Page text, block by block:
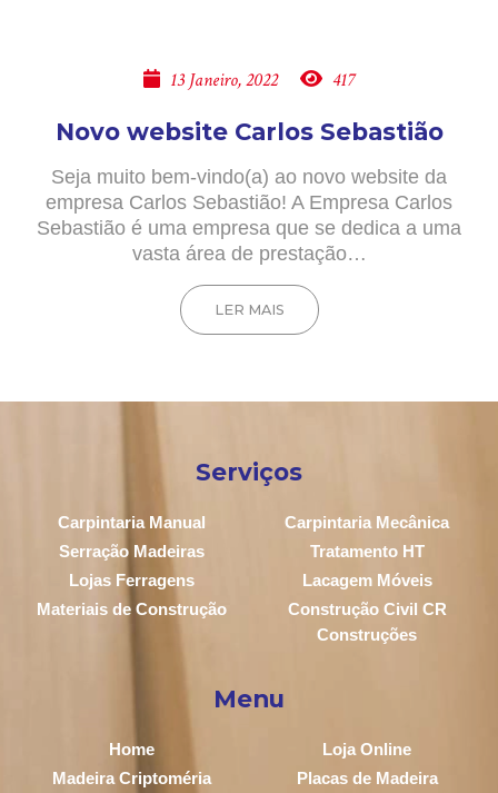
13 Janeiro, 2022 417
Novo website Carlos Sebastião
Seja muito bem-vindo(a) ao novo website da
empresa Carlos Sebastião! A Empresa Carlos
Sebastião é uma empresa que se dedica a uma
vasta área de prestação…
LER MAIS
Serviços
Carpintaria Manual
Carpintaria Mecânica
Serração Madeiras
Tratamento HT
Lojas Ferragens
Lacagem Móveis
Materiais de Construção
Construção Civil CR
Construções
Menu
Home
Loja Online
Madeira Criptoméria
Placas de Madeira